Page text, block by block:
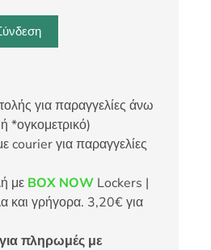
για παραγγελίες άνω
*ογκομετρικό)
courier για παραγγελίες
με BOX NOW Lockers |
και γρήγορα. 3,20€ για
πληρωμές με